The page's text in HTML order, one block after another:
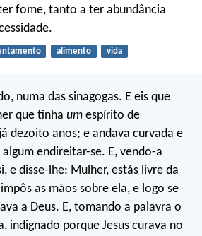
fome, tanto a ter abundância
alimento vida
numa das sinagogas. E eis que
que tinha um espírito de
já dezoito anos; e andava curvada e
endireitar-se. E, vendo-a
e disse-lhe: Mulher, estás livre da
as mãos sobre ela, e logo se
a Deus. E, tomando a palavra o
indignado porque Jesus curava no